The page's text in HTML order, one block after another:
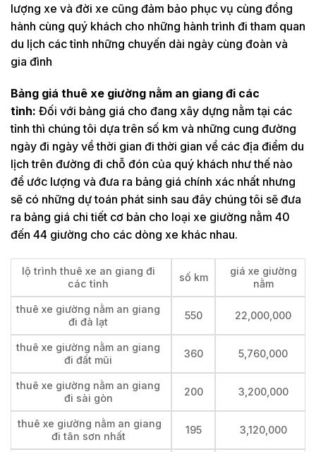
lượng xe và đời xe cũng đảm bảo phục vụ cùng đồng
hành cùng quý khách cho những hành trình đi tham quan
du lịch các tỉnh những chuyến dài ngày cùng đoàn và
gia đình
Bảng giá thuê xe giường nằm an giang đi các
tỉnh: Đối với bảng giá cho đang xây dựng nằm tại các
tỉnh thì chúng tôi dựa trên số km và những cung đường
ngày đi ngày về thời gian đi thời gian về các địa điểm du
lịch trên đường đi chỗ đón của quý khách như thế nào
để ước lượng và đưa ra bảng giá chính xác nhất nhưng
sẽ có những dự toán phát sinh sau đây chúng tôi sẽ đưa
ra bảng giá chi tiết cơ bản cho loại xe giường nằm 40
đến 44 giường cho các dòng xe khác nhau.
lộ trình thuê xe an giang đi
các tỉnh
số km
giá xe giường
nằm
thuê xe giường nằm an giang
đi đà lạt
550 22,000,000
thuê xe giường nằm an giang
đi đất mũi
360 5,760,000
thuê xe giường nằm an giang
đi sài gòn
200 3,200,000
thuê xe giường nằm an giang
đi tân sơn nhất
195 3,120,000